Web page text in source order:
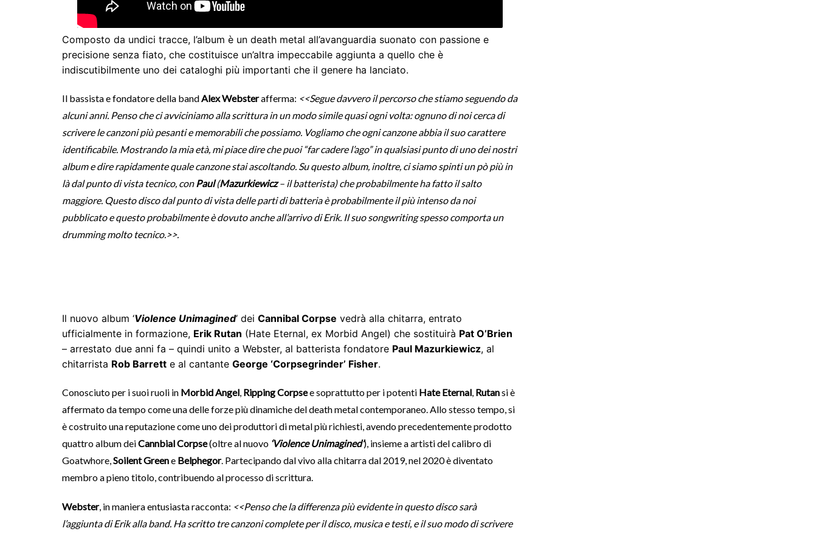
Composto da undici tracce, l’album è un death metal all’avanguardia suonato con passione e
precisione senza fiato, che costituisce un’altra impeccabile aggiunta a quello che è
indiscutibilmente uno dei cataloghi più importanti che il genere ha lanciato.
Il bassista e fondatore della bandAlex Websterafferma: <<Segue davvero il percorso che stiamo seguendo da
alcuni anni. Penso che ci avviciniamo alla scrittura in un modo simile quasi ogni volta: ognuno di noi cerca di
scrivere le canzoni più pesanti e memorabili che possiamo. Vogliamo che ogni canzone abbia il suo carattere
identificabile. Mostrando la mia età, mi piace dire che puoi “far cadere l’ago” in qualsiasi punto di uno dei nostri
album e dire rapidamente quale canzone stai ascoltando. Su questo album, inoltre, ci siamo spinti un pò più in
là dal punto di vista tecnico, conPaul(Mazurkiewicz– il batterista) che probabilmente ha fatto il salto
maggiore. Questo disco dal punto di vista delle parti di batteria è probabilmente il più intenso da noi
pubblicato e questo probabilmente è dovuto anche all’arrivo di Erik. Il suo songwriting spesso comporta un
drumming molto tecnico.>>.
Il nuovo album ‘Violence Unimagined‘ dei Cannibal Corpse vedrà alla chitarra, entrato
ufficialmente in formazione, Erik Rutan (Hate Eternal, ex Morbid Angel) che sostituirà Pat O’Brien
– arrestato due anni fa – quindi unito a Webster, al batterista fondatore Paul Mazurkiewicz, al
chitarrista Rob Barrett e al cantante George ‘Corpsegrinder’ Fisher.
Conosciuto per i suoi ruoli in Morbid Angel, Ripping Corpsee soprattutto per i potenti Hate Eternal, Rutansi è
affermato da tempo come una delle forze più dinamiche del death metal contemporaneo. Allo stesso tempo, si
è costruito una reputazione come uno dei produttori di metal più richiesti, avendo precedentemente prodotto
quattro album deiCannbial Corpse(oltre al nuovo ‘Violence Unimagined’), insieme a artisti del calibro di
Goatwhore,Soilent Greene Belphegor. Partecipando dal vivo alla chitarra dal 2019, nel 2020 è diventato
membro a pieno titolo, contribuendo al processo di scrittura.
Webster, in maniera entusiasta racconta: <<Penso che la differenza più evidente in questo disco sarà
l’aggiunta di Erik alla band. Ha scritto tre canzoni complete per il disco, musica e testi, e il suo modo di scrivere